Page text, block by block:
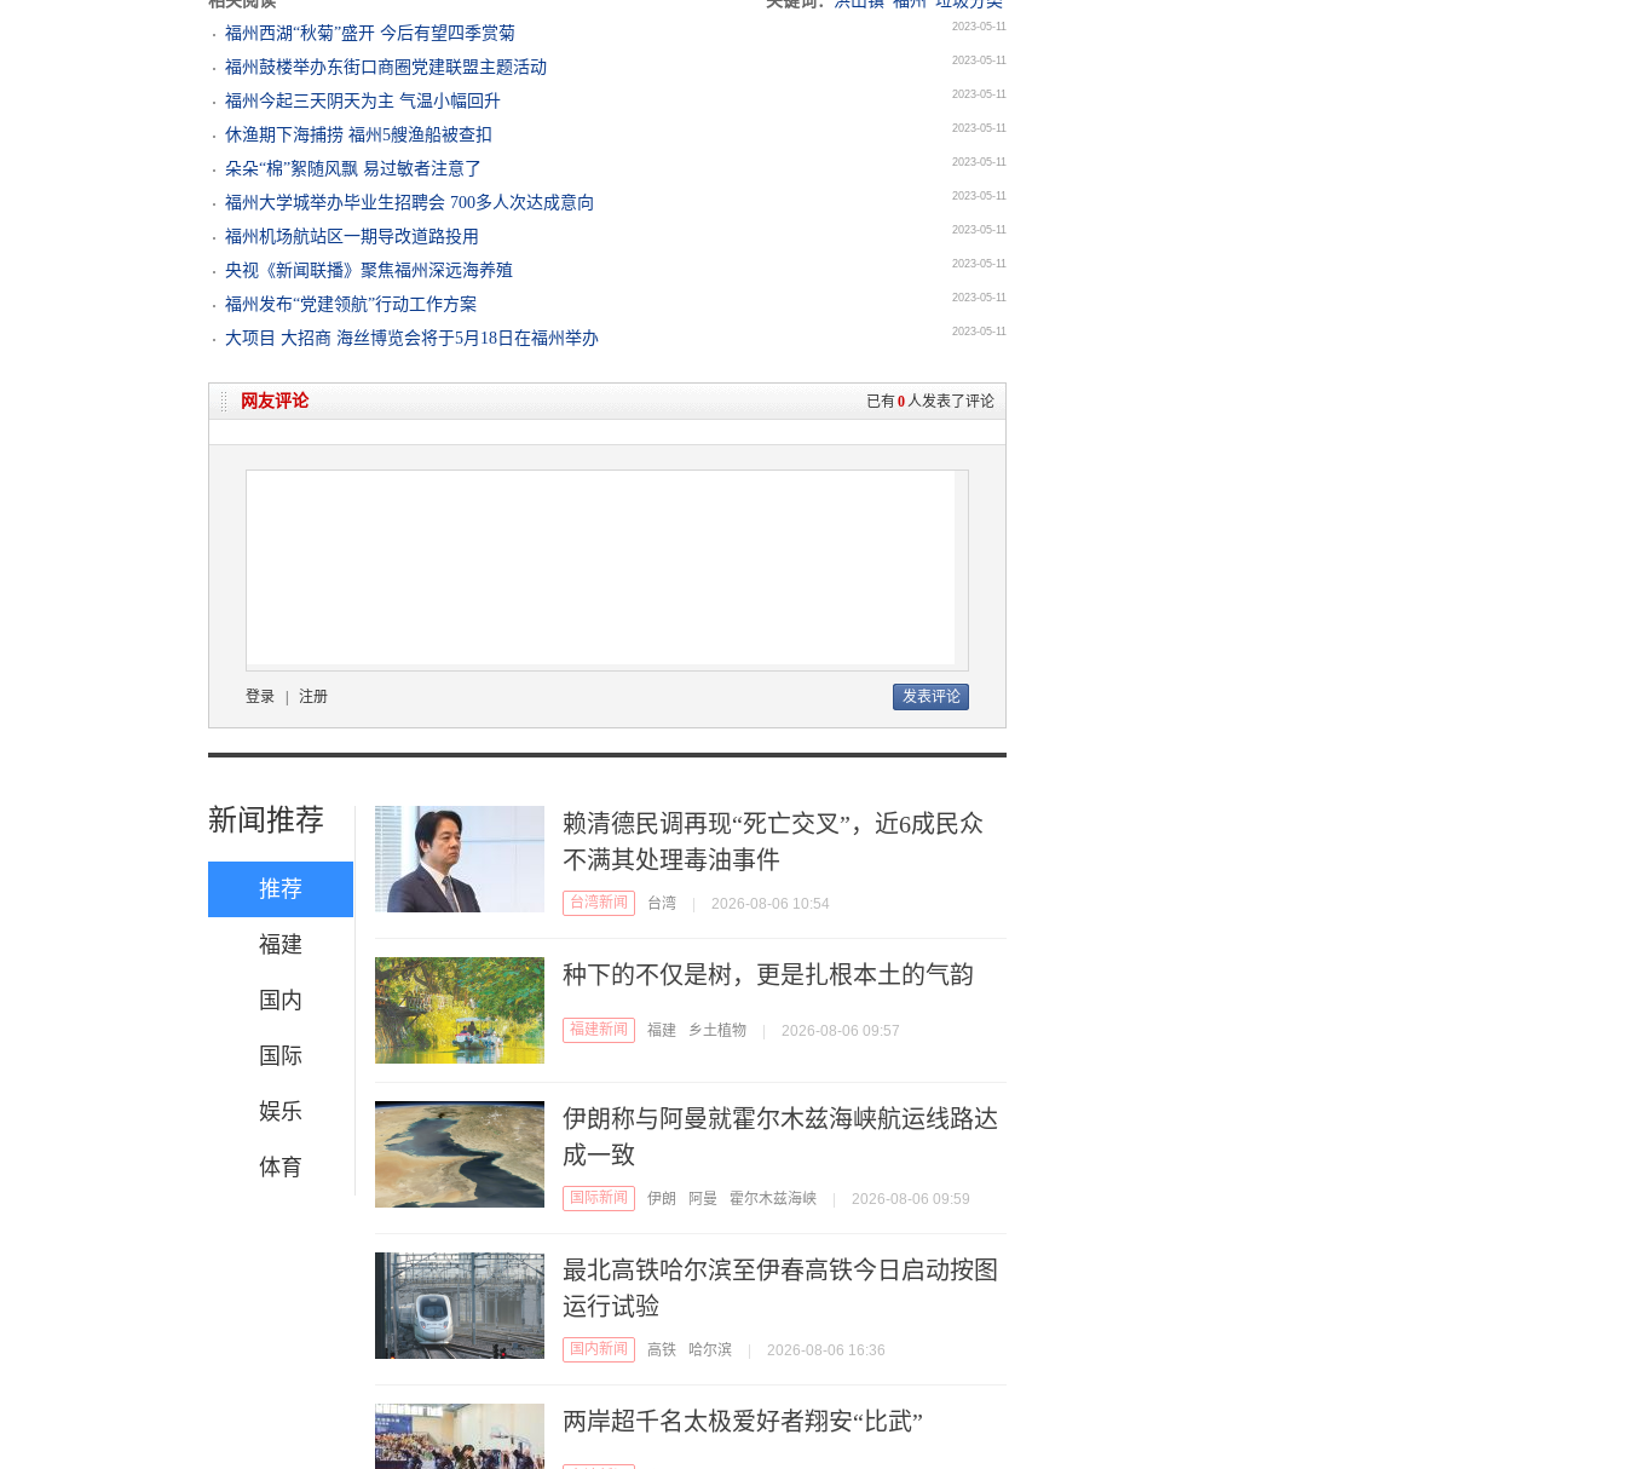
福州西湖“秋菊”盛开 今后有望四季赏菊
2023-05-11
福州鼓楼举办东街口商圈党建联盟主题活动 2023-05-11
福州今起三天阴天为主 气温小幅回升 2023-05-11
休渔期下海捕捞 福州5艘渔船被查扣 2023-05-11
朵朵“棉”絮随风飘 易过敏者注意了 2023-05-11
福州大学城举办毕业生招聘会 700多人次达成意向 2023-05-11
福州机场航站区一期导改道路投用 2023-05-11
央视《新闻联播》聚焦福州深远海养殖 2023-05-11
福州发布“党建领航”行动工作方案 2023-05-11
大项目 大招商 海丝博览会将于5月18日在福州举办 2023-05-11
已有0人发表了评论
网友评论
登录 注册
新闻推荐
推荐
福建
国内
国际
娱乐
体育
赖清德民调再现“死亡交叉”，近6成民众
不满其处理毒油事件
台湾新闻 台湾 2026-08-06 10:54
种下的不仅是树，更是扎根本土的气韵
福建新闻 福建 乡土植物 2026-08-06 09:57
伊朗称与阿曼就霍尔木兹海峡航运线路达
成一致
国际新闻 伊朗 阿曼 霍尔木兹海峡 2026-08-06 09:59
最北高铁哈尔滨至伊春高铁今日启动按图
运行试验
国内新闻 高铁 哈尔滨 2026-08-06 16:36
两岸超千名太极爱好者翔安“比武”